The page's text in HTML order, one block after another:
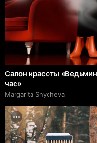
Салон красоты «Ведьмин
час»
Margarita Snycheva